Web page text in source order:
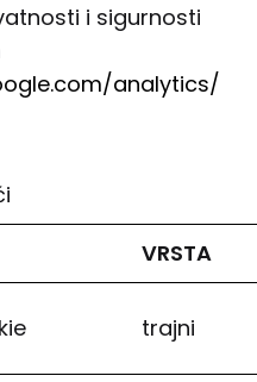
i sigurnosti
analytics/
VRSTA
trajni